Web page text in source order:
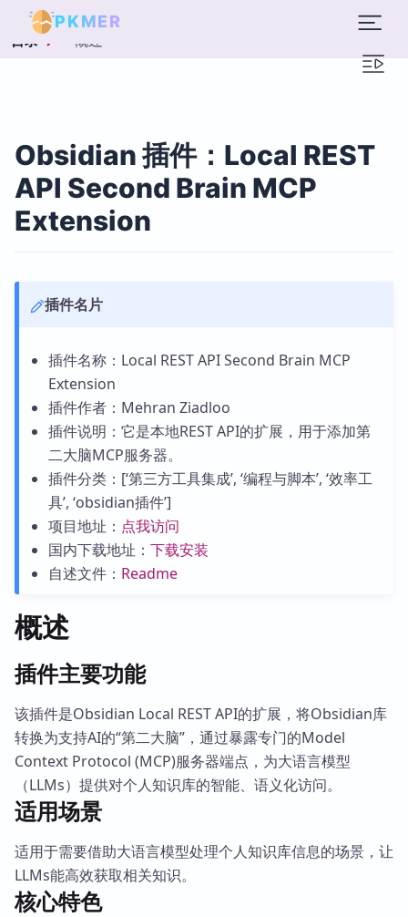
PKMER
目录 概述
Obsidian 插件：Local REST
API Second Brain MCP
Extension
插件名片
插件名称：Local REST API Second Brain MCP
Extension
插件作者：Mehran Ziadloo
插件说明：它是本地REST API的扩展，用于添加第
二大脑MCP服务器。
插件分类：[‘第三方工具集成’, ‘编程与脚本’, ‘效率工
具’, ‘obsidian插件’]
项目地址： 点我访问
国内下载地址： 下载安装
自述文件： Readme
概述
插件主要功能
该插件是Obsidian Local REST API的扩展，将Obsidian库
转换为支持AI的“第二大脑”，通过暴露专门的Model
Context Protocol (MCP)服务器端点，为大语言模型
（LLMs）提供对个人知识库的智能、语义化访问。
适用场景
适用于需要借助大语言模型处理个人知识库信息的场景，让
LLMs能高效获取相关知识。
核心特色